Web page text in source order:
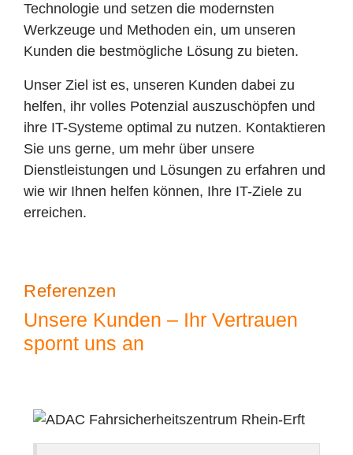
Technologie und setzen die modernsten
Werkzeuge und Methoden ein, um unseren
Kunden die bestmögliche Lösung zu bieten.
Unser Ziel ist es, unseren Kunden dabei zu
helfen, ihr volles Potenzial auszuschöpfen und
ihre IT-Systeme optimal zu nutzen. Kontaktieren
Sie uns gerne, um mehr über unsere
Dienstleistungen und Lösungen zu erfahren und
wie wir Ihnen helfen können, Ihre IT-Ziele zu
erreichen.
Referenzen
Unsere Kunden – Ihr Vertrauen
spornt uns an